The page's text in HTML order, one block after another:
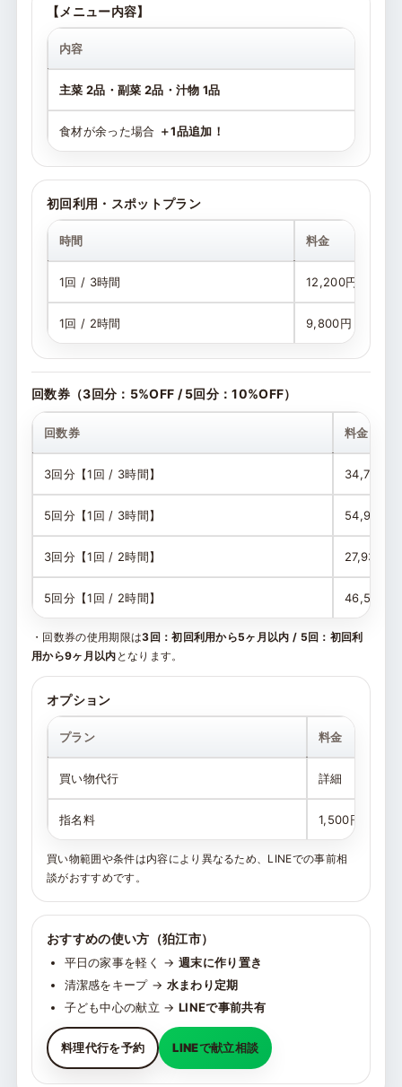
【メニュー内容】
内容
主菜 2品・副菜 2品・汁物 1品
食材が余った場合 ＋1品追加！
初回利用・スポットプラン
時間 料金
1回 / 3時間 12,200円
1回 / 2時間 9,800円
回数券（3回分：5%OFF / 5回分：10%OFF）
回数券 料金
3回分【1回 / 3時間】 34,770円
5回分【1回 / 3時間】 54,900円
3回分【1回 / 2時間】 27,930円
5回分【1回 / 2時間】 46,550円
・回数券の使用期限は3回：初回利用から5ヶ月以内 / 5回：初回利
用から9ヶ月以内 となります。
オプション
プラン 料金
買い物代行 詳細
指名料 1,500円
買い物範囲や条件は内容により異なるため、LINEでの事前相
談がおすすめです。
おすすめの使い方（狛江市）
平日の家事を軽く →週末に作り置き
清潔感をキープ → 水まわり定期
子ども中心の献立 →LINEで事前共有
料理代行を予約 LINEで献立相談